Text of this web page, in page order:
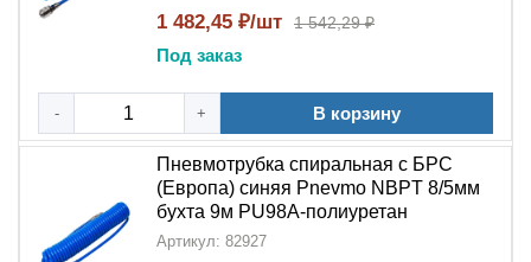
широко используется в:
Промышленныхсистемах подготовки воздуха
Пневматическом инструменте и оборудовании
Автоматизированных производственных линиях
Системах с частыми переподключениями
оборудования
Условиях, требующих мобильности и гибкости
соединений
1 482,45 ₽/шт 1 542,29 ₽
Под заказ
- + В корзину
Пневмотрубка спиральная с БРС
(Европа) синяя Pnevmo NBPT 8/5мм
бухта 9м PU98A-полиуретан
Артикул: 82927